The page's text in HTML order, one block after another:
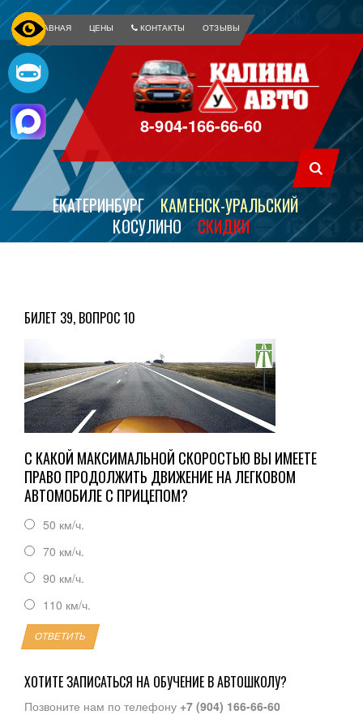
ГЛАВНАЯ ЦЕНЫ КОНТАКТЫ ОТЗЫВЫ
8-904-166-66-60
ЕКАТЕРИНБУРГ
КАМЕНСК-УРАЛЬСКИЙ
КОСУЛИНО
СКИДКИ
БИЛЕТ 39, ВОПРОС 10
С КАКОЙ МАКСИМАЛЬНОЙ СКОРОСТЬЮ ВЫ ИМЕЕТЕ
ПРАВО ПРОДОЛЖИТЬ ДВИЖЕНИЕ НА ЛЕГКОВОМ
АВТОМОБИЛЕ С ПРИЦЕПОМ?
50 км/ч.
70 км/ч.
90 км/ч.
110 км/ч.
ОТВЕТИТЬ
ХОТИТЕ ЗАПИСАТЬСЯ НА ОБУЧЕНИЕ В АВТОШКОЛУ?
Позвоните нам по телефону +7 (904) 166-66-60